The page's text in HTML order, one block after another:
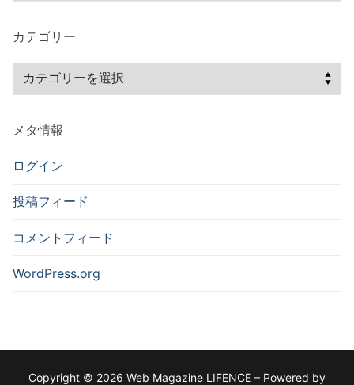
イ
カテゴリー
リ
メタ情報
ログイン
投稿フィード
コメントフィード
WordPress.org
Copyright © 2026 Web Magazine LIFENCE – Powered by